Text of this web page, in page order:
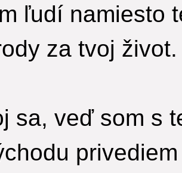
ľudí namiesto
za tvoj život.
sa, veď som s